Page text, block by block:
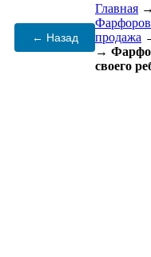
← Назад
Главная →
продажа
→
своего